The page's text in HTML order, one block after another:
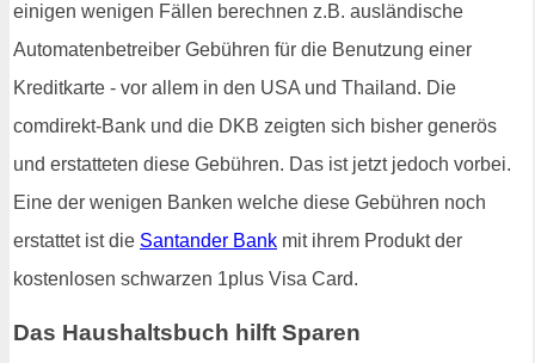
einigen wenigen Fällen berechnen z.B. ausländische
Automatenbetreiber Gebühren für die Benutzung einer
Kreditkarte - vor allem in den USA und Thailand. Die
comdirekt-Bank und die DKB zeigten sich bisher generös
und erstatteten diese Gebühren. Das ist jetzt jedoch vorbei.
Eine der wenigen Banken welche diese Gebühren noch
erstattet ist die Santander Bank mit ihrem Produkt der
kostenlosen schwarzen 1plus Visa Card.
Das Haushaltsbuch hilft Sparen